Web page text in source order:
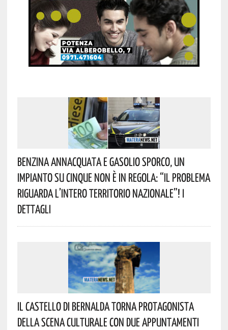
Benzina Annacquata E Gasolio Sporco, Un
Impianto Su Cinque Non È In Regola: “il Problema
Riguarda L’intero Territorio Nazionale”! I
Dettagli
Il Castello Di Bernalda Torna Protagonista
Della Scena Culturale Con Due Appuntamenti